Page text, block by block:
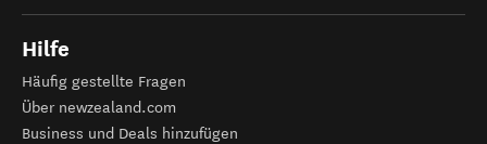
Hilfe
Häufig gestellte Fragen
Über newzealand.com
Business und Deals hinzufügen